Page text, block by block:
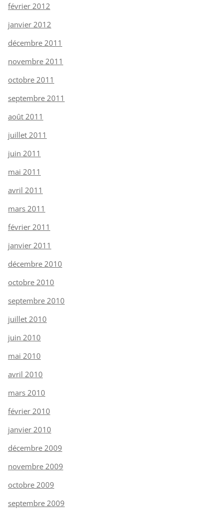
février 2012
janvier 2012
décembre 2011
novembre 2011
octobre 2011
septembre 2011
août 2011
juillet 2011
juin 2011
mai 2011
avril 2011
mars 2011
février 2011
janvier 2011
décembre 2010
octobre 2010
septembre 2010
juillet 2010
juin 2010
mai 2010
avril 2010
mars 2010
février 2010
janvier 2010
décembre 2009
novembre 2009
octobre 2009
septembre 2009